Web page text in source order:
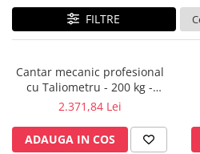
Pulsoximetrie
Senzori SpO2
Cabluri extensie
Capnometre
Negatoscoape
FILTRE
Cantar mecanic profesional
cu Taliometru - 200 kg -
ASTRA
2.371,84 Lei
ADAUGA IN COS